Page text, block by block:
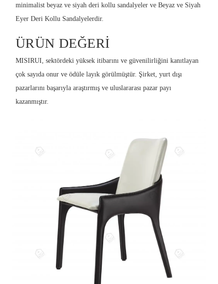
minimalist beyaz ve siyah deri kollu sandalyeler ve Beyaz ve Siyah
Eyer Deri Kollu Sandalyelerdir.
ÜRÜN DEĞERI
MISIRUI, sektördeki yüksek itibarını ve güvenilirliğini kanıtlayan
çok sayıda onur ve ödüle layık görülmüştür. Şirket, yurt dışı
pazarlarını başarıyla araştırmış ve uluslararası pazar payı
kazanmıştır.